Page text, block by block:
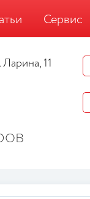
Сервис
11